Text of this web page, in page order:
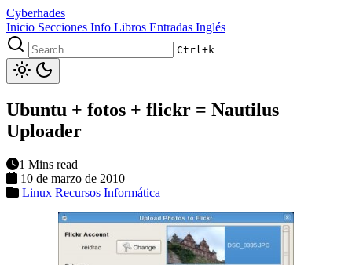
Cyberhades
Inicio Secciones Info Libros Entradas Inglés
Ctrl+k
Ubuntu + fotos + flickr = Nautilus
Uploader
1 Mins read
10 de marzo de 2010
Linux Recursos Informática